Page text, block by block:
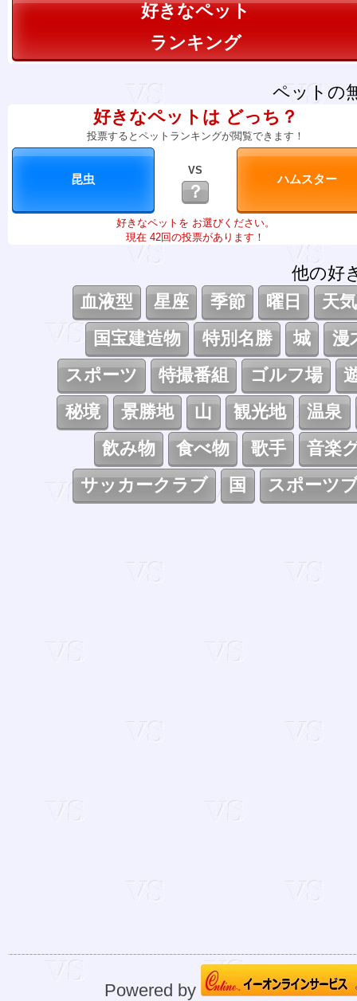
好きなペット
ランキング
ペットの
好きなペットは どっち？
投票するとペットランキングが閲覧できます！
VS
？
好きなペットを お選びください。
現在 42回の投票があります！
他の好
血液型
星座 季節 曜日
天気
国宝建造物
特別名勝 城
漫
スポーツ
特撮番組 ゴルフ場
秘境
景勝地 山 観光地
温泉
飲み物
食べ物 歌手
音楽
サッカークラブ
国 スポーツ
Powered by